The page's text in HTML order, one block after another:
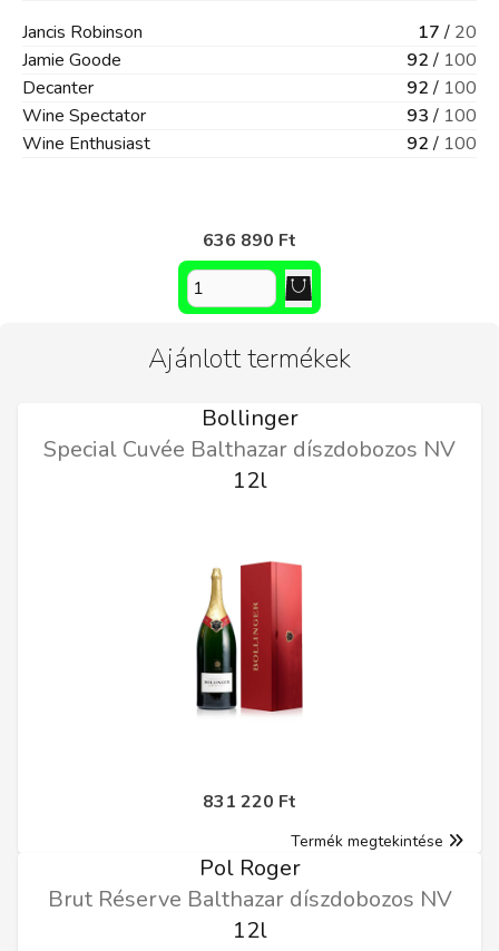
Jancis Robinson
17 / 20
Jamie Goode
92 / 100
Decanter
92 / 100
Wine Spectator
93 / 100
Wine Enthusiast
92 / 100
636 890 Ft
Ajánlott termékek
Bollinger
Special Cuvée Balthazar díszdobozos NV
12l
831 220 Ft
Termék megtekintése
Pol Roger
Brut Réserve Balthazar díszdobozos NV
12l